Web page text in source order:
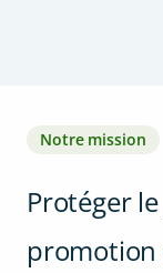
Notre mission
Protéger
promotion